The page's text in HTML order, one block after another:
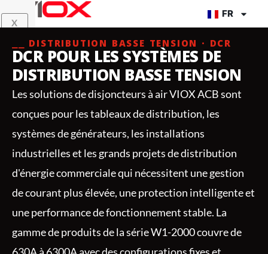
contenu
X
FR
⎯⎯ DISTRIBUTION BASSE TENSION · DCR
DCR POUR LES SYSTÈMES DE
DISTRIBUTION BASSE TENSION
Les solutions de disjoncteurs à air VIOX ACB sont
conçues pour les tableaux de distribution, les
systèmes de générateurs, les installations
industrielles et les grands projets de distribution
d'énergie commerciale qui nécessitent une gestion
de courant plus élevée, une protection intelligente et
une performance de fonctionnement stable. La
gamme de produits de la série W1-2000 couvre de